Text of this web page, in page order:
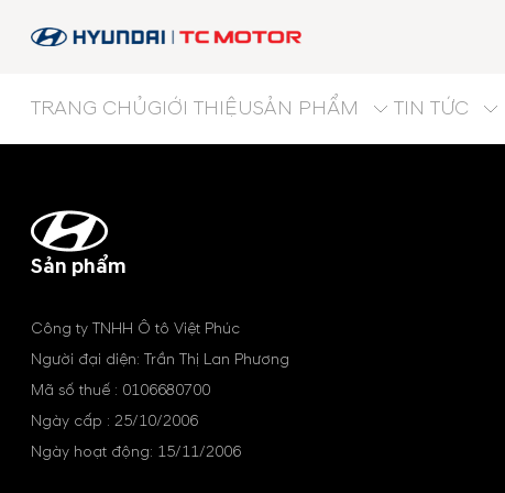
TRANG CHỦGIỚI THIỆUSẢN PHẨM TIN TỨC
Sản phẩm
Công ty TNHH Ô tô Việt Phúc
Người đại diện: Trần Thị Lan Phương
Mã số thuế : 0106680700
Ngày cấp : 25/10/2006
Ngày hoạt động: 15/11/2006